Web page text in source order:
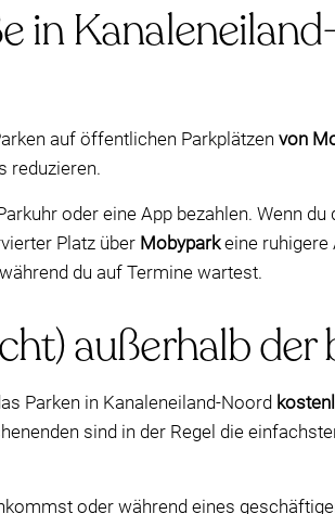
in
auf öffentlichen Parkplätzen von
reduzieren.
oder eine App bezahlen. Wenn
Platz über Mobyparkeine ruhigere
du auf Termine wartest.
außerhalb
Parken in Kanaleneiland-Noord
sind in der Regel die
oder während eines